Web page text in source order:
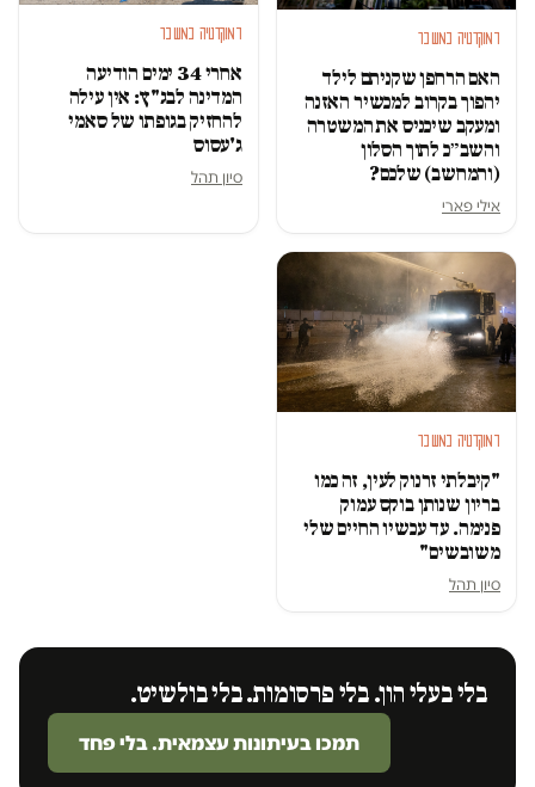
דמוקרטיה במשבר
האם הרחפן שקניתם לילד
יהפוך בקרוב למכשיר האזנה
ומעקב שיכניס את המשטרה
והשב״כ לתוך הסלון
(והמחשב) שלכם?
אילי פארי
דמוקרטיה במשבר
אחרי 34 ימים הודיעה
המדינה לבג"ץ: אין עילה
להחזיק בגופתו של סאמי
ג'עסוס
סיון תהל
דמוקרטיה במשבר
"קיבלתי זרנוק לעין, זה כמו
בריון שנותן בוקס עמוק
פנימה. עד עכשיו החיים שלי
משובשים"
סיון תהל
בלי בעלי הון. בלי פרסומות. בלי בולשיט.
תמכו בעיתונות עצמאית. בלי פחד